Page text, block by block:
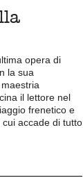
opera di
la sua
il lettore nel
frenetico e
accade di tutto